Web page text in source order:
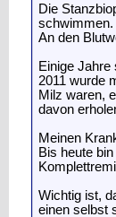
Die
schwimmen.
An den
Einige
2011 wurde
Milz waren,
davon
Meinen
Bis heute
Wichtig ist,
einen selbst